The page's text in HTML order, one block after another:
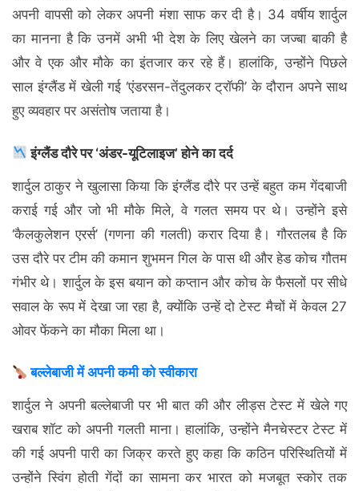
अपनी वापसी को लेकर अपनी मंशा साफ कर दी है। 34 वर्षीय शार्दुल
का मानना है कि उनमें अभी भी देश के लिए खेलने का जज्बा बाकी है
और वे एक और मौके का इंतजार कर रहे हैं। हालांकि, उन्होंने पिछले
साल इंग्लैंड में खेली गई ‘एंडरसन-तेंदुलकर ट्रॉफी’ के दौरान अपने साथ
हुए व्यवहार पर असंतोष जताया है।
इंग्लैंड दौरे पर ‘अंडर-यूटिलाइज’ होने का दर्द
शार्दुल ठाकुर ने खुलासा किया कि इंग्लैंड दौरे पर उन्हें बहुत कम गेंदबाजी
कराई गई और जो भी मौके मिले, वे गलत समय पर थे। उन्होंने इसे
‘कैलकुलेशन एरर्स’ (गणना की गलती) करार दिया है। गौरतलब है कि
उस दौरे पर टीम की कमान शुभमन गिल के पास थी और हेड कोच गौतम
गंभीर थे। शार्दुल के इस बयान को कप्तान और कोच के फैसलों पर सीधे
सवाल के रूप में देखा जा रहा है, क्योंकि उन्हें दो टेस्ट मैचों में केवल 27
ओवर फेंकने का मौका मिला था।
बल्लेबाजी में अपनी कमी को स्वीकारा
शार्दुल ने अपनी बल्लेबाजी पर भी बात की और लीड्स टेस्ट में खेले गए
खराब शॉट को अपनी गलती माना। हालांकि, उन्होंने मैनचेस्टर टेस्ट में
की गई अपनी पारी का जिक्र करते हुए कहा कि कठिन परिस्थितियों में
उन्होंने स्विंग होती गेंदों का सामना कर भारत को मजबूत स्कोर तक